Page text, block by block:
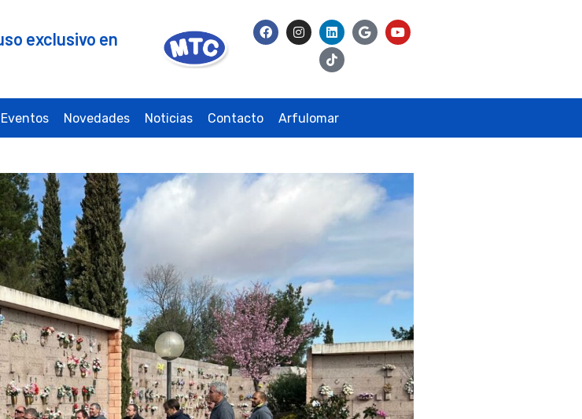
exclusivo en
Eventos Novedades Noticias Contacto Arfulomar